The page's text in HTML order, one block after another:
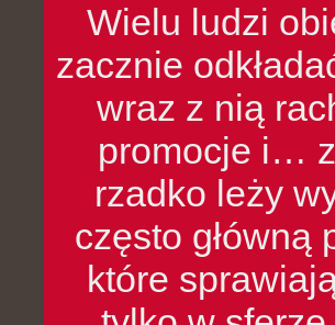
Wielu ludzi
zacznie
wraz z nią
promocje i…
rzadko leży
często główną
które